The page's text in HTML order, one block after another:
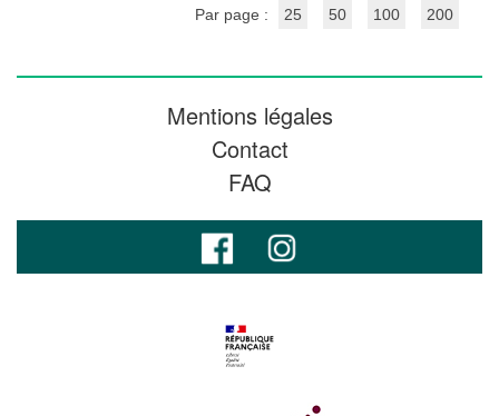
Par page :
25 50 100 200
Mentions légales
Contact
FAQ